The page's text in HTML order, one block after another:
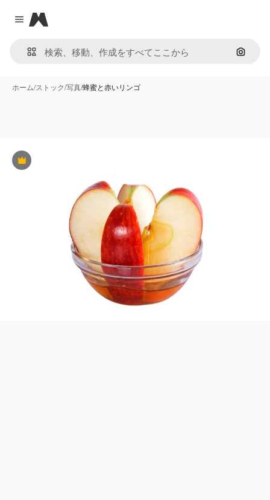
Close menu
Magnific
画像で
ホーム/ストック/写真/蜂蜜と赤いリンゴ
Premium